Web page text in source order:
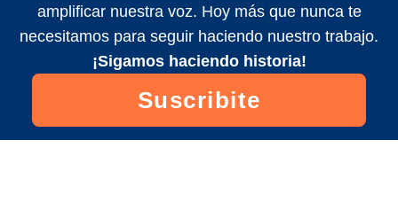
amplificar nuestra voz. Hoy más que nunca te
necesitamos para seguir haciendo nuestro trabajo.
¡Sigamos haciendo historia!
Suscribite